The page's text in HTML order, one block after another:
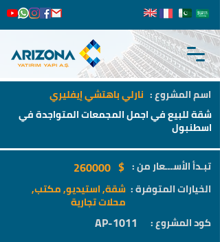
اسم المشروع :
شقة للبيع في اجمل المجمعات المتواجدة في
اسطنبول
نارلي باهتشي إيفليري
تبـدأ الأســـعار من : 260000
الخيارات المتوفرة : شقة, استيديو, مكتب,
محلات تجارية
كود المشروع :
AP-1011
$